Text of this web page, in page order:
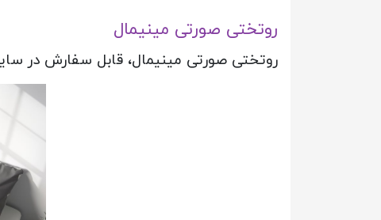
روتختی صورتی مینیمال
روتختی صورتی مینیمال، قابل سفارش در